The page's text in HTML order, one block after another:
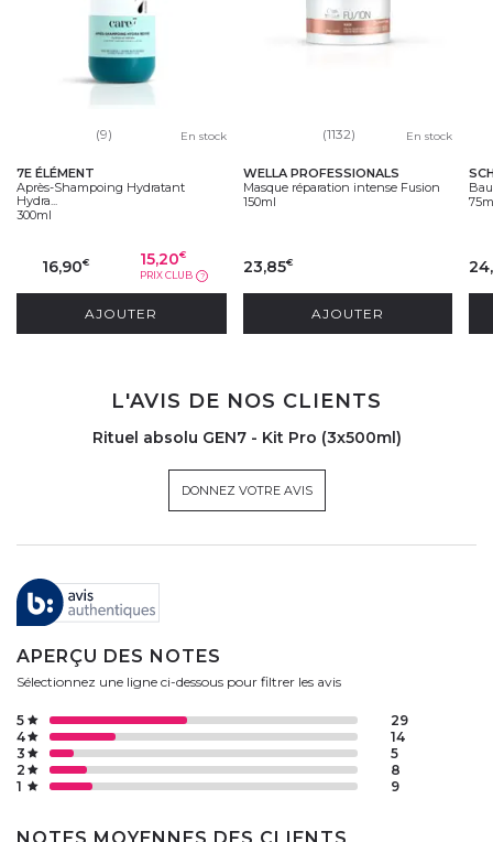
(9) En stock
7E ÉLÉMENT
Après-Shampoing Hydratant
Hydra...
300ml
16,90€ 15,20€
PRIX CLUB ?
AJOUTER
(1132) En stock
WELLA PROFESSIONALS
Masque réparation intense Fusion
150ml
23,85€
AJOUTER
L'AVIS DE NOS CLIENTS
Rituel absolu GEN7 - Kit Pro (3x500ml)
DONNEZ VOTRE AVIS
APERÇU DES NOTES
Sélectionnez une ligne ci-dessous pour filtrer les avis
1 9
2 8
3 5
4 14
5 29
NOTES MOYENNES DES CLIENTS